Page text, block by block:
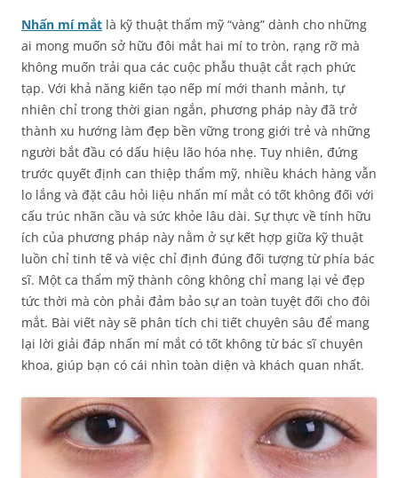
Nhấn mí mắt là kỹ thuật thẩm mỹ “vàng” dành cho những
ai mong muốn sở hữu đôi mắt hai mí to tròn, rạng rỡ mà
không muốn trải qua các cuộc phẫu thuật cắt rạch phức
tạp. Với khả năng kiến tạo nếp mí mới thanh mảnh, tự
nhiên chỉ trong thời gian ngắn, phương pháp này đã trở
thành xu hướng làm đẹp bền vững trong giới trẻ và những
người bắt đầu có dấu hiệu lão hóa nhẹ. Tuy nhiên, đứng
trước quyết định can thiệp thẩm mỹ, nhiều khách hàng vẫn
lo lắng và đặt câu hỏi liệu nhấn mí mắt có tốt không đối với
cấu trúc nhãn cầu và sức khỏe lâu dài. Sự thực về tính hữu
ích của phương pháp này nằm ở sự kết hợp giữa kỹ thuật
luồn chỉ tinh tế và việc chỉ định đúng đối tượng từ phía bác
sĩ. Một ca thẩm mỹ thành công không chỉ mang lại vẻ đẹp
tức thời mà còn phải đảm bảo sự an toàn tuyệt đối cho đôi
mắt. Bài viết này sẽ phân tích chi tiết chuyên sâu để mang
lại lời giải đáp nhấn mí mắt có tốt không từ bác sĩ chuyên
khoa, giúp bạn có cái nhìn toàn diện và khách quan nhất.